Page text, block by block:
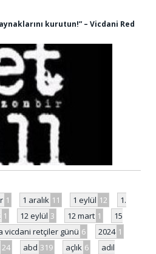
kurutun!” – Vicdani Red
1 1 aralık 11 1 eylül 12
1.
1 12 eylül 3 12 mart 1
15
vicdani retçiler günü 6 2024 1
24 abd 319 açlık 6
adil